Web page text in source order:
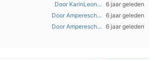
Door KarinLeon...6 jaar geleden
Door Amperesch...6 jaar geleden
Door Amperesch...6 jaar geleden